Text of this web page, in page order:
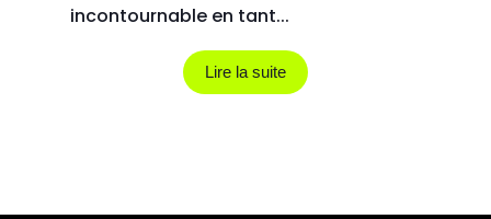
incontournable en tant...
Lire la suite